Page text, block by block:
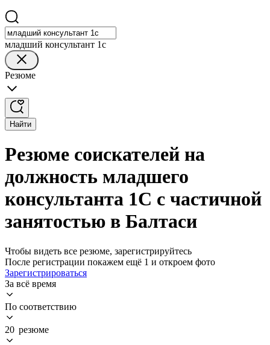
младший консультант 1с
Резюме
Найти
Резюме соискателей на
должность младшего
консультанта 1С с частичной
занятостью в Балтаси
Чтобы видеть все резюме, зарегистрируйтесь
После регистрации покажем ещё 1 и откроем фото
Зарегистрироваться
За всё время
По соответствию
20 резюме